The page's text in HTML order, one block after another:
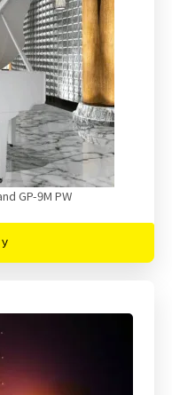
GP-9M PW